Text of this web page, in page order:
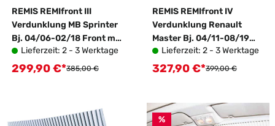
REMIS REMIfront III
Verdunklung MB Sprinter
Bj. 04/06-02/18 Front mit
Spiegelfuß abgewinkelt
Lieferzeit: 2 - 3 Werktage
Verkaufspreis:
299,90 €*Regulärer Preis:
385,00 €
REMIS REMIfront IV
Verdunklung Renault
Master Bj. 04/11-08/19
Front ohne Regensensor
Lieferzeit: 2 - 3 Werktage
Verkaufspreis:
327,90 €*Regulärer Preis:
399,00 €
%